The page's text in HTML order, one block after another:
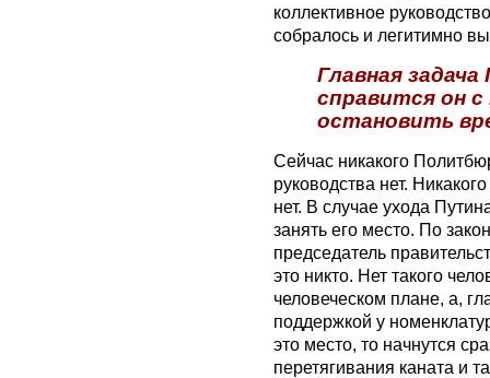
коллективное
собралось и легитимно
Главная
справится он
остановить
Сейчас никакого
руководства нет.
нет. В случае ухода
занять его место. По
председатель
это никто. Нет такого
человеческом плане, а,
поддержкой у
это место, то начнутся
перетягивания каната и